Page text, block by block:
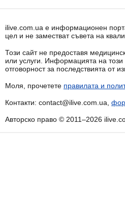
ilive.com.ua е информационен
цел и не заместват съвета на
Този сайт не предоставя
или услуги. Информацията на
отговорност за последствията от
Моля, прочетете правилата и
Контакти: contact@ilive.com.ua,
Авторско право © 2011–2026